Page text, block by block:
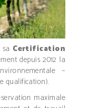
Certification
depuis 2012 la
–
qualification).
maximale